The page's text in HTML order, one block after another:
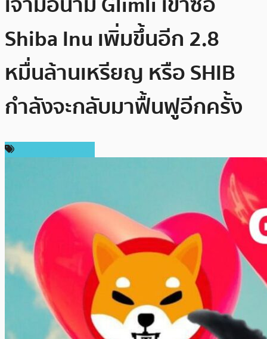
Shiba Inu เพิ่มขึ้นอีก 2.8
หมื่นล้านเหรียญ หรือ SHIB
กำลังจะกลับมาฟื้นฟูอีกครั้ง